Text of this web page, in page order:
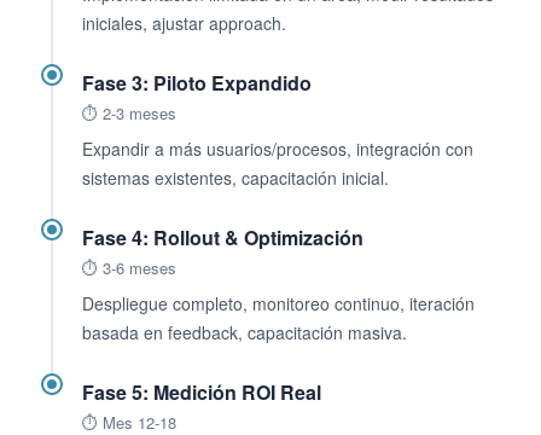
iniciales, ajustar approach.
Fase 3: Piloto Expandido
⏱️ 2-3 meses
Expandir a más usuarios/procesos, integración con
sistemas existentes, capacitación inicial.
Fase 4: Rollout & Optimización
⏱️ 3-6 meses
Despliegue completo, monitoreo continuo, iteración
basada en feedback, capacitación masiva.
Fase 5: Medición ROI Real
⏱️ Mes 12-18